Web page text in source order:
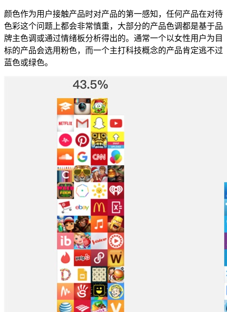
颜色作为用户接触产品时对产品的第一感知，任何产品在对待
色彩这个问题上都会非常慎重，大部分的产品色调都是基于品
牌主色调或通过情绪板分析得出的。通常一个以女性用户为目
标的产品会选用粉色，而一个主打科技概念的产品肯定逃不过
蓝色或绿色。